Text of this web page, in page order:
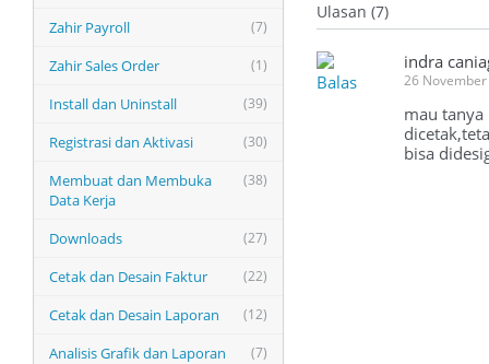
(7)
Zahir Payroll
(1)
Zahir Sales Order
(39)
Install dan Uninstall
(30)
Registrasi dan Aktivasi
(38)
Membuat dan Membuka
Data Kerja
(27)
Downloads
(22)
Cetak dan Desain Faktur
(12)
Cetak dan Desain Laporan
(7)
Analisis Grafik dan Laporan
Ulasan (7)
Balas
indra
26
mau
bisa